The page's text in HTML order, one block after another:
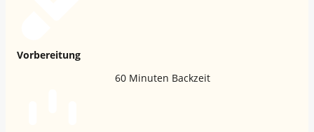
Vorbereitung
60 Minuten Backzeit